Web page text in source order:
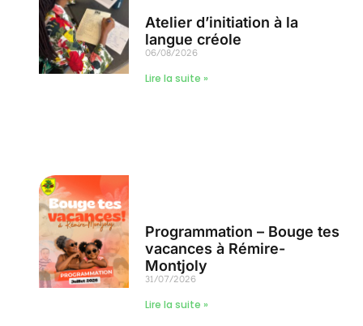
Atelier d’initiation à la
langue créole
06/08/2026
Lire la suite »
Programmation – Bouge tes
vacances à Rémire-
Montjoly
31/07/2026
Lire la suite »